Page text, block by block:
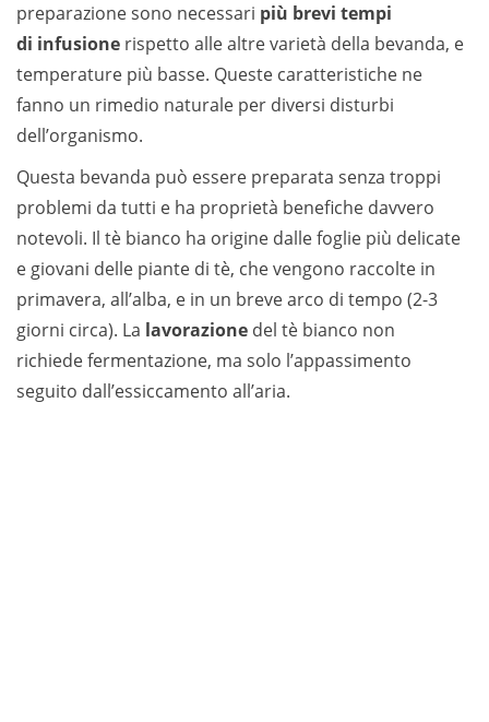
preparazione sono necessari più brevi tempi
di infusione rispetto alle altre varietà della bevanda, e
temperature più basse. Queste caratteristiche ne
fanno un rimedio naturale per diversi disturbi
dell’organismo.
Questa bevanda può essere preparata senza troppi
problemi da tutti e ha proprietà benefiche davvero
notevoli. Il tè bianco ha origine dalle foglie più delicate
e giovani delle piante di tè, che vengono raccolte in
primavera, all’alba, e in un breve arco di tempo (2-3
giorni circa). La lavorazione del tè bianco non
richiede fermentazione, ma solo l’appassimento
seguito dall’essiccamento all’aria.